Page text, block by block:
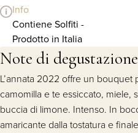
Info
Contiene Solfiti -
Prodotto in Italia
Note di degustazione
L’annata 2022 offre un
camomilla e te essiccato, miele,
buccia di limone. Intenso. In
amaricante dalla tostatura e